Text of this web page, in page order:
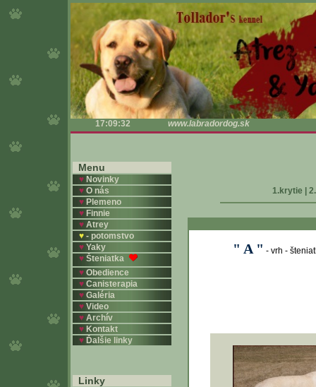
17:09:32 www.labradordog.sk
Menu
♥ Novinky
♥ O nás
♥ Plemeno
♥ Finnie
♥ Atrey
♥ - potomstvo
♥ Yaky
♥ Šteniatka
♥ Obedience
♥ Canisterapia
♥ Galéria
♥ Video
♥ Archív
♥ Kontakt
♥ Ďalšie linky
Linky
1.krytie
" A " - vrh -